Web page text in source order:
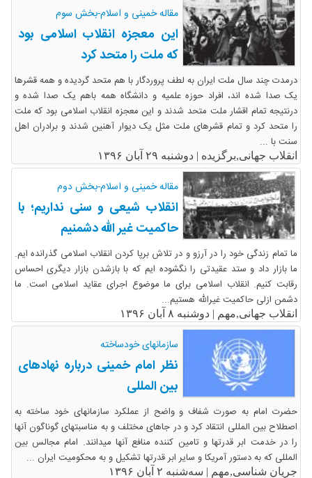
مقاله خمینی و اسلام-بخش سوم
این معجزه انقلاب اسلامی بود
که ملت را متحد کرد
درمدت چند سال ملت ایران به لطف پروردگار با هم متحد گردیده و همه قشرها
یک صدا شده اند، افراد حوزه علمیه و دانشگاه همه باهم یک صدا شده و
درنتیجه تمام اقشار ملت متحد شدند و این معجزه انقلاب اسلامی بود که ملت
را متحد کرد و تمام قشرهای ملت مثل یک دیوار آهنین شدند و برادران اهل
سنت با ...
انقلاب جهانی,برگزیده | دوشنبه ۲۹ آبان ۱۳۹۶
مقاله خمینی و اسلام-بخش دوم
انقلاب شیعی و سنی نداریم؛ با
حاکمیت غیر الله دشمنیم
ما تمام زندگی خود را در آرزو و در تلاش برپا کردن انقلاب اسلامی گذرانده ایم.
ما بازار داد و ستد عقیدتی را نگشوده ایم که با بازشدن بازار دیگری احساس
رقابت کنیم. انقلاب اسلامی برای ما موضوع اجرای عقاید اسلامی است. ما
دشمن ازلی حاکمیت غیرالله هستیم...
انقلاب جهانی,مهم | دوشنبه ۸ آبان ۱۳۹۶
سازمانهای خودساخته
نظر امام خمینی درباره نهادهای
بین المللی
حضرت امام به صورت شفاف و واضح از عملکرد سازمانهای خود ساخته به
اصطلاح بین المللی انتقاد کرد و در جاهای مختلف و به مناسبتهای گوناگون آنها
را در خدمت ابر قدرتها و تامین کننده منافع آنها میدانند. امام مجالس بین
المللی که به دستور آمریکا و سایر ابر قدرتها تشکیل و به محکومیت ایران ...
جریان شناسی,مهم | سه‌شنبه ۲ آبان ۱۳۹۶